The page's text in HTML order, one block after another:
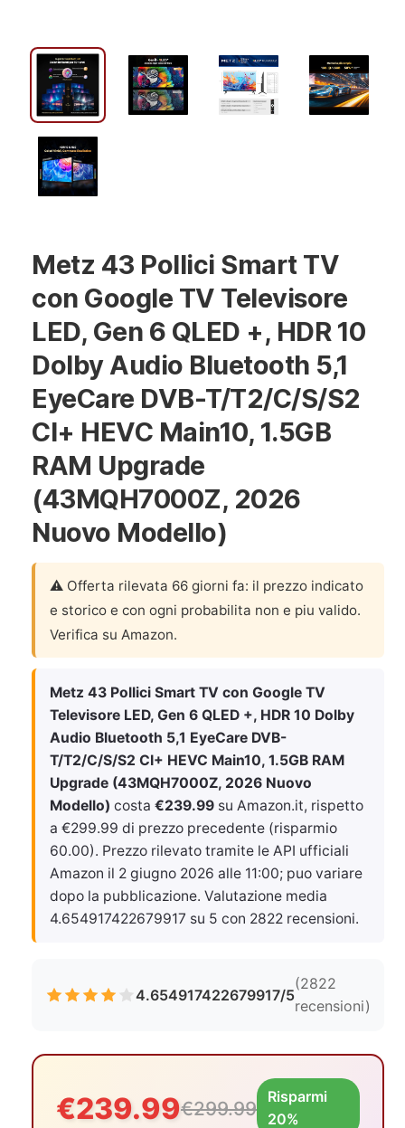
Metz 43 Pollici Smart TV
con Google TV Televisore
LED, Gen 6 QLED +, HDR 10
Dolby Audio Bluetooth 5,1
EyeCare DVB-T/T2/C/S/S2
CI+ HEVC Main10, 1.5GB
RAM Upgrade
(43MQH7000Z, 2026
Nuovo Modello)
⚠️ Offerta rilevata 66 giorni fa: il prezzo indicato
e storico e con ogni probabilita non e piu valido.
Verifica su Amazon.
Metz 43 Pollici Smart TV con Google TV
Televisore LED, Gen 6 QLED +, HDR 10 Dolby
Audio Bluetooth 5,1 EyeCare DVB-
T/T2/C/S/S2 CI+ HEVC Main10, 1.5GB RAM
Upgrade (43MQH7000Z, 2026 Nuovo
Modello) costa €239.99 su Amazon.it, rispetto
a €299.99 di prezzo precedente (risparmio
60.00). Prezzo rilevato tramite le API ufficiali
Amazon il 2 giugno 2026 alle 11:00; puo variare
dopo la pubblicazione. Valutazione media
4.654917422679917 su 5 con 2822 recensioni.
4.654917422679917/5
(2822
recensioni)
€239.99€299.99
Risparmi
20%